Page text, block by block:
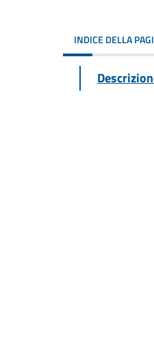
INDICE DELLA